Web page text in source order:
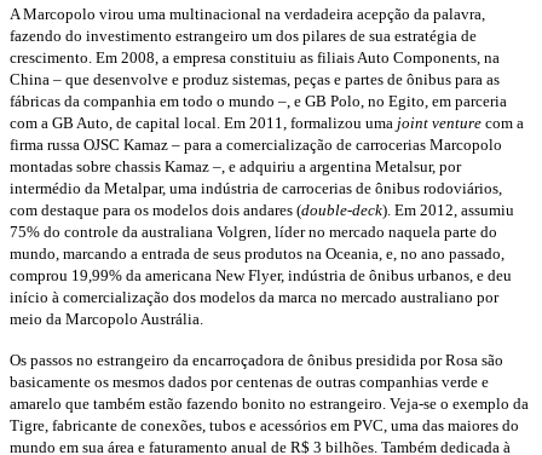
A Marcopolo virou uma multinacional na verdadeira acepção da palavra,
fazendo do investimento estrangeiro um dos pilares de sua estratégia de
crescimento. Em 2008, a empresa constituiu as filiais Auto Components, na
China – que desenvolve e produz sistemas, peças e partes de ônibus para as
fábricas da companhia em todo o mundo –, e GB Polo, no Egito, em parceria
com a GB Auto, de capital local. Em 2011, formalizou uma joint venture com a
firma russa OJSC Kamaz – para a comercialização de carrocerias Marcopolo
montadas sobre chassis Kamaz –, e adquiriu a argentina Metalsur, por
intermédio da Metalpar, uma indústria de carrocerias de ônibus rodoviários,
com destaque para os modelos dois andares (double-deck). Em 2012, assumiu
75% do controle da australiana Volgren, líder no mercado naquela parte do
mundo, marcando a entrada de seus produtos na Oceania, e, no ano passado,
comprou 19,99% da americana New Flyer, indústria de ônibus urbanos, e deu
início à comercialização dos modelos da marca no mercado australiano por
meio da Marcopolo Austrália.
Os passos no estrangeiro da encarroçadora de ônibus presidida por Rosa são
basicamente os mesmos dados por centenas de outras companhias verde e
amarelo que também estão fazendo bonito no estrangeiro. Veja-se o exemplo da
Tigre, fabricante de conexões, tubos e acessórios em PVC, uma das maiores do
mundo em sua área e faturamento anual de R$ 3 bilhões. Também dedicada à